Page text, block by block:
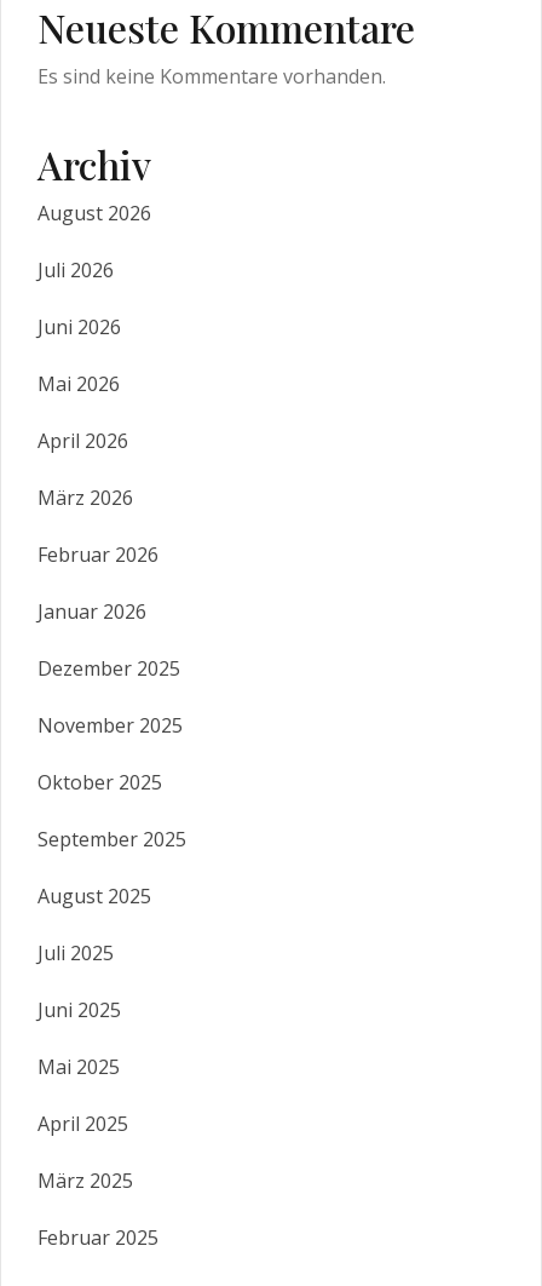
Neueste Kommentare
Es sind keine Kommentare vorhanden.
Archiv
August 2026
Juli 2026
Juni 2026
Mai 2026
April 2026
März 2026
Februar 2026
Januar 2026
Dezember 2025
November 2025
Oktober 2025
September 2025
August 2025
Juli 2025
Juni 2025
Mai 2025
April 2025
März 2025
Februar 2025